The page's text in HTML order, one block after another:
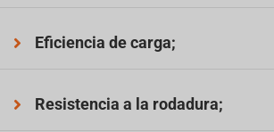
Eficiencia de carga;
Resistencia a la rodadura;